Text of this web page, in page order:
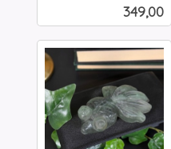
Pris
349,00